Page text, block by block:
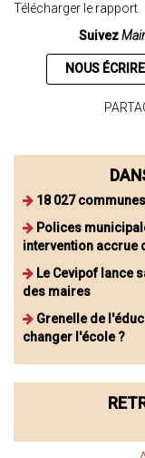
Télécharger le rapport.
Suivez
NOUS ÉCRIRE
18 027
Polices
intervention accrue
Le Cevipof lance
des maires
Grenelle de
changer l'école ?